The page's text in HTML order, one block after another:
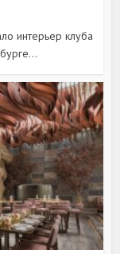
интерьер клуба